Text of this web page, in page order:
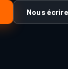
Nous écrire